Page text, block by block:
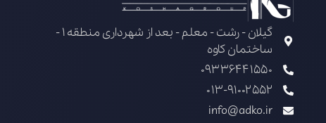
گیلان - رشت - معلم - بعد از شهرداری منطقه 1 -
ساختمان کاوه
09336441550
013-91002552
info@adko.ir